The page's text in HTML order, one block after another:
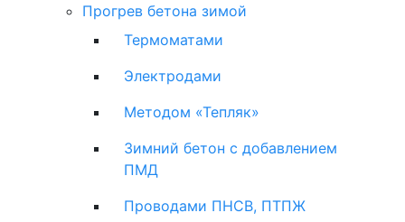
Прогрев бетона зимой
Термоматами
Электродами
Методом «Тепляк»
Зимний бетон с добавлением
ПМД
Проводами ПНСВ, ПТПЖ